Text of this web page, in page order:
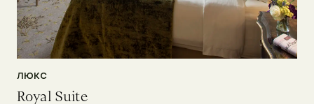
ЛЮКС
Royal Suite